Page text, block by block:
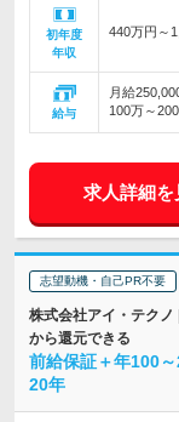
初年度
年収
440万円～
給与
月給
100万～
求人詳細を
志望動機・自己PR不要
株式会社アイ・テク
から還元できる
前給保証＋年100
20年